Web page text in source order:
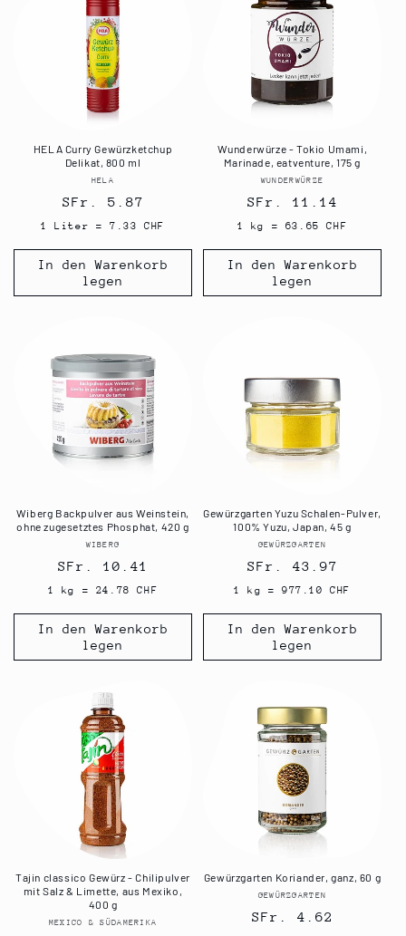
HELA Curry Gewürzketchup
Delikat, 800 ml
Anbieter:
HELA
Normaler
Preis
SFr. 5.87
1 Liter = 7.33 CHF
In den Warenkorb
legen
Wunderwürze - Tokio Umami,
Marinade, eatventure, 175 g
Anbieter:
WUNDERWÜRZE
Normaler
Preis
SFr. 11.14
1 kg = 63.65 CHF
In den Warenkorb
legen
Wiberg Backpulver aus Weinstein,
ohne zugesetztes Phosphat, 420 g
Anbieter:
WIBERG
Normaler
Preis
SFr. 10.41
1 kg = 24.78 CHF
In den Warenkorb
legen
Gewürzgarten Yuzu Schalen-Pulver,
100% Yuzu, Japan, 45 g
Anbieter:
GEWÜRZGARTEN
Normaler
Preis
SFr. 43.97
1 kg = 977.10 CHF
In den Warenkorb
legen
Tajin classico Gewürz - Chilipulver
mit Salz & Limette, aus Mexiko,
400 g
Anbieter:
MEXICO & SÜDAMERIKA
Gewürzgarten Koriander, ganz, 60 g
Anbieter:
GEWÜRZGARTEN
Normaler
SFr. 4.62